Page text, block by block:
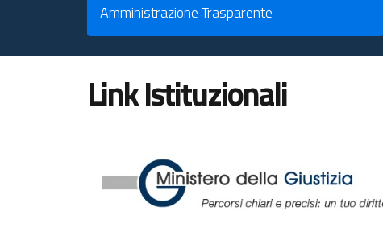
Amministrazione Trasparente
Link Istituzionali